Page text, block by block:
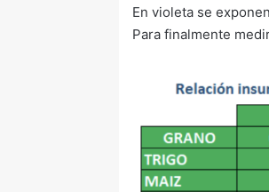
En violeta se
Para finalmente